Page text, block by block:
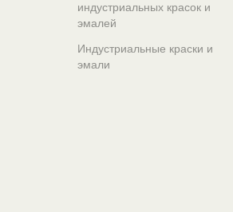
индустриальных красок и
эмалей
Индустриальные краски и
эмали